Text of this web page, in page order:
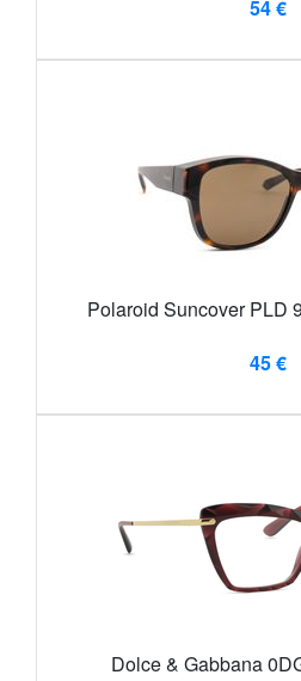
54 €
Polaroid Suncover PLD
45 €
Dolce & Gabbana